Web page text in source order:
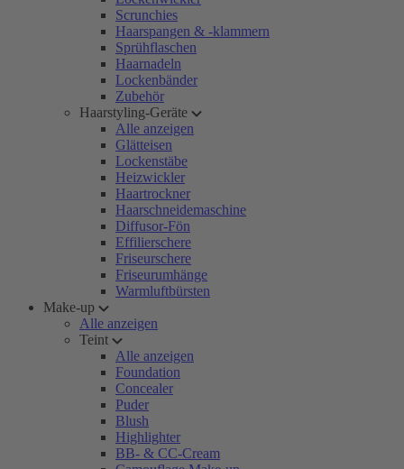
Scrunchies
Haarspangen & -klammern
Sprühflaschen
Haarnadeln
Lockenbänder
Zubehör
Haarstyling-Geräte
Alle anzeigen
Glätteisen
Lockenstäbe
Heizwickler
Haartrockner
Haarschneidemaschine
Diffusor-Fön
Effilierschere
Friseurschere
Friseurumhänge
Warmluftbürsten
Make-up
Alle anzeigen
Teint
Alle anzeigen
Foundation
Concealer
Puder
Blush
Highlighter
BB- & CC-Cream